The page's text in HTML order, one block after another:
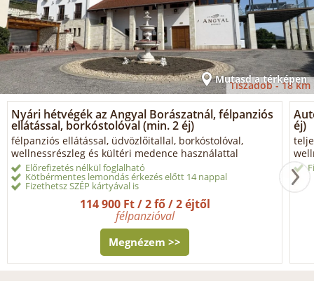
Mutasd a térképen
Tiszadob -18 km
Nyári hétvégék az Angyal Borászatnál, félpanziós
ellátással, borkóstolóval (min. 2 éj)
félpanziós ellátással, üdvözlőitallal, borkóstolóval,
wellnessrészleg és kültéri medence használattal
Előrefizetés nélkül foglalható
Kötbérmentes lemondás érkezés előtt 14 nappal
Fizethetsz SZÉP kártyával is
114 900 Ft / 2 fő / 2 éjtől
félpanzióval
Megnézem >>
éj)